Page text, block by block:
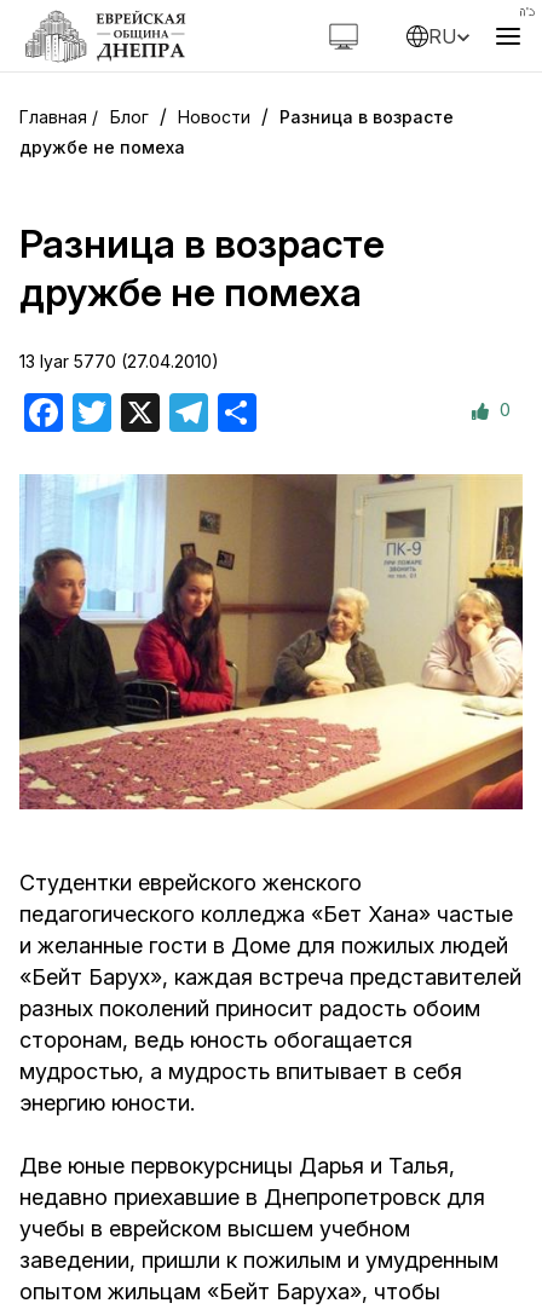
RU
Блог / Новости / Разница в возрасте
дружбе не помеха
Разница в возрасте
дружбе не помеха
13 Iyar 5770 (27.04.2010)
Facebook
Twitter Telegram 0
Студентки еврейского женского
педагогического колледжа «Бет Хана» частые
и желанные гости в Доме для пожилых людей
«Бейт Барух», каждая встреча представителей
разных поколений приносит радость обоим
сторонам, ведь юность обогащается
мудростью, а мудрость впитывает в себя
энергию юности.
Две юные первокурсницы Дарья и Талья,
недавно приехавшие в Днепропетровск для
учебы в еврейском высшем учебном
заведении, пришли к пожилым и умудренным
опытом жильцам «Бейт Баруха», чтобы